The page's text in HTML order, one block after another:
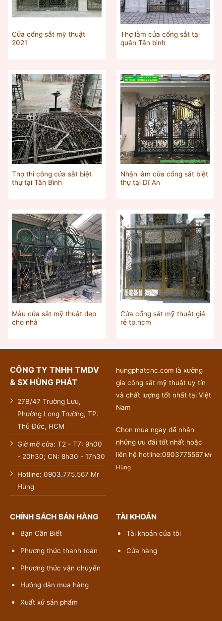
Cửa cổng sắt mỹ thuật
2021
Thợ làm cửa cổng sắt tại
quận Tân bình
Thợ thi công cửa sắt biệt
thự tại Tân Bình
Nhận làm cửa cổng sắt biệt
thự tại Dĩ An
Mẫu cửa sắt mỹ thuật đẹp
cho nhà
Cửa cổng sắt mỹ thuật giá
rẻ tp.hcm
CÔNG TY TNHH TMDV
& SX HÙNG PHÁT
27B/47 Trường Lưu,
Phường Long Trường, TP.
Thủ Đức, HCM
Giờ mở cửa: T2 - T7: 9h00
- 20h30; CN: 8h30 - 17h30
Hotline: 0903.775.567 Mr
Hùng
hungphatcnc.com là xưởng
gia công sắt mỹ thuật uy tín
và chất lượng tốt nhất tại Việt
Nam
Chọn mua ngay để nhận
những ưu đãi tốt nhất hoặc
liên hệ hotline:0903775567 Mr
Hùng
CHÍNH SÁCH BÁN HÀNG
Bạn Cần Biết
Phương thức thanh toán
Phương thức vận chuyển
Hướng dẫn mua hàng
Xuất xứ sản phẩm
TÀI KHOẢN
Tài khoản của tôi
Cửa hàng